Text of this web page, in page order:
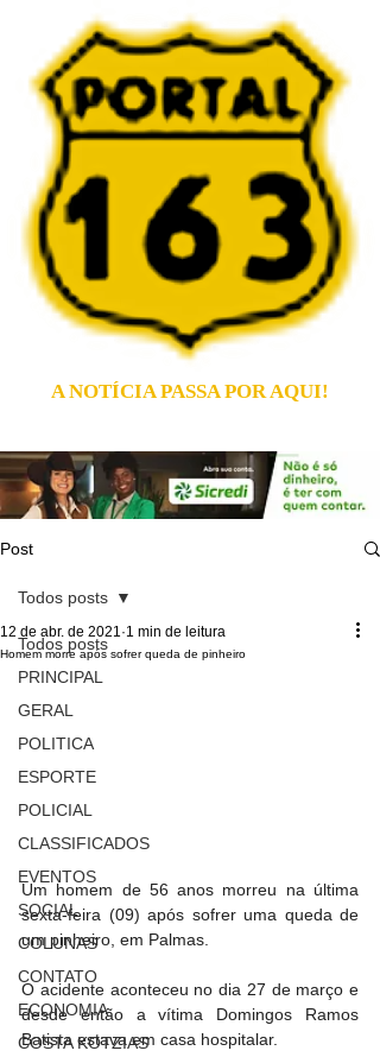
A NOTÍCIA PASSA POR AQUI!
Post
Todos posts
PRINCIPAL
GERAL
POLITICA
ESPORTE
POLICIAL
CLASSIFICADOS
EVENTOS
SOCIAL
COLUNAS
CONTATO
ECONOMIA
COSTA KOTZIAS
Todos posts
Homem morre após sofrer queda de pinheiro
12 de abr. de 2021 1 min de leitura
Um homem de 56 anos morreu na última
sexta-feira (09) após sofrer uma queda de
um pinheiro, em Palmas.
O acidente aconteceu no dia 27 de março e
desde então a vítima Domingos Ramos
Batista estava em casa hospitalar.